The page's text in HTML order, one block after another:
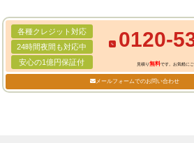
各種クレジット対応
24時間夜間も対応中
安心の1億円保証付
0120-
見積り無料です。お気軽に
メールフォームでのお問い合わせ